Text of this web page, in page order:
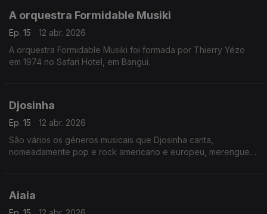
A orquestra Formidable Musiki
Ep. 15
12 abr. 2026
A orquestra Formidable Musiki foi formada por Thierry Yézo
em 1974 no Safari Hotel, em Bangui.
Djosinha
Ep. 15
12 abr. 2026
São vários os géneros musicais que Djosinha canta,
nomeadamente pop e rock americano e europeu, merengue
Aiaia